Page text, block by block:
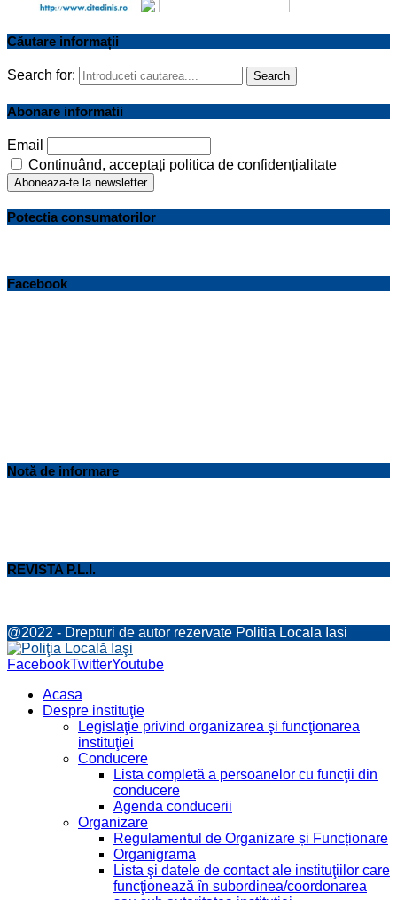
Căutare informații
Search for: Search
Abonare informatii
Email
Continuând, acceptați politica de confidențialitate
Potectia consumatorilor
Facebook
Notă de informare
REVISTA P.L.I.
@2022 - Drepturi de autor rezervate Politia Locala Iasi
FacebookTwitterYoutube
Acasa
Despre instituţie
Legislaţie privind organizarea şi funcţionarea
instituţiei
Conducere
Lista completă a persoanelor cu funcţii din
conducere
Agenda conducerii
Organizare
Regulamentul de Organizare și Funcționare
Organigrama
Lista şi datele de contact ale instituţiilor care
funcţionează în subordinea/coordonarea